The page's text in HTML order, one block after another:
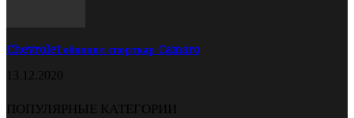
Chevrolet обновил спорткар Camaro
13.12.2020
ПОПУЛЯРНЫЕ КАТЕГОРИИ